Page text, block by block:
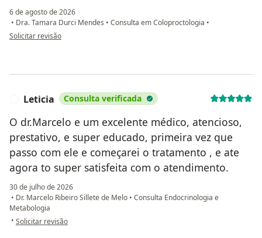
6 de agosto de 2026
• Dra. Tamara Durci Mendes • Consulta em Coloproctologia •
na opinião do utilizador B.H.
Solicitar revisão
Leticia Consulta verificada
O dr.Marcelo e um excelente médico, atencioso,
prestativo, e super educado, primeira vez que
passo com ele e começarei o tratamento , e ate
agora to super satisfeita com o atendimento.
30 de julho de 2026
• Dr. Marcelo Ribeiro Sillete de Melo • Consulta Endocrinologia e
Metabologia
• na opinião do utilizador Leticia
Solicitar revisão